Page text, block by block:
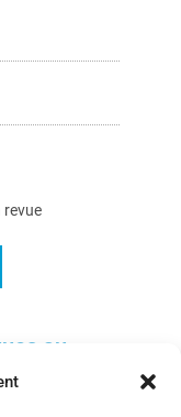
revue
au
l’action